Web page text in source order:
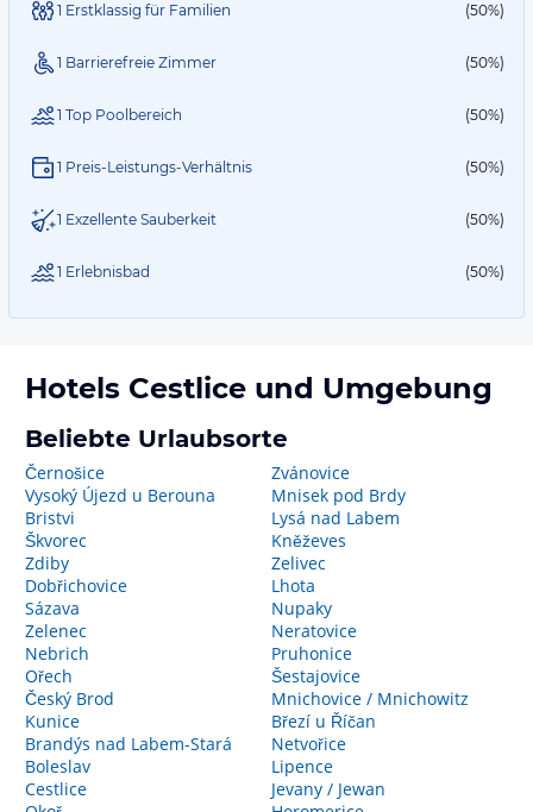
1 Erstklassig für Familien (50%)
1 Barrierefreie Zimmer (50%)
1 Top Poolbereich (50%)
1 Preis-Leistungs-Verhältnis (50%)
1 Exzellente Sauberkeit (50%)
1 Erlebnisbad (50%)
Hotels Cestlice und Umgebung
Beliebte Urlaubsorte
Černošice
Vysoký Újezd u Berouna
Bristvi
Škvorec
Zdiby
Dobřichovice
Sázava
Zelenec
Nebrich
Ořech
Český Brod
Kunice
Brandýs nad Labem-Stará
Boleslav
Cestlice
Zvánovice
Mnisek pod Brdy
Lysá nad Labem
Kněževes
Zelivec
Lhota
Nupaky
Neratovice
Pruhonice
Šestajovice
Mnichovice / Mnichowitz
Březí u Říčan
Netvořice
Lipence
Jevany / Jewan